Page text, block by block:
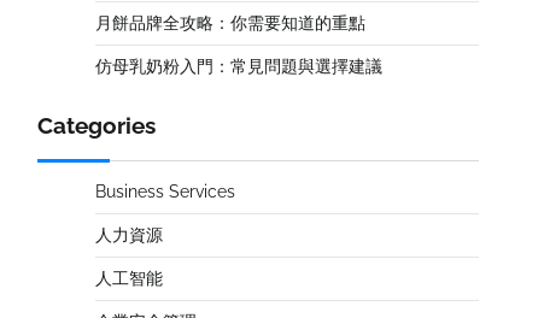
月餅品牌全攻略：你需要知道的重點
仿母乳奶粉入門：常見問題與選擇建議
Categories
Business Services
人力資源
人工智能